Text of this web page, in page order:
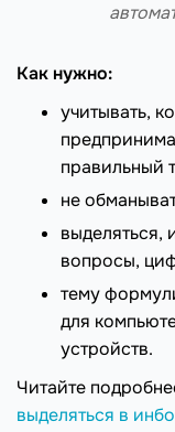
Как нужно:
учитывать,
правильный
не
выделяться,
вопросы,
тему
для
устройств.
Читайте
выделяться в